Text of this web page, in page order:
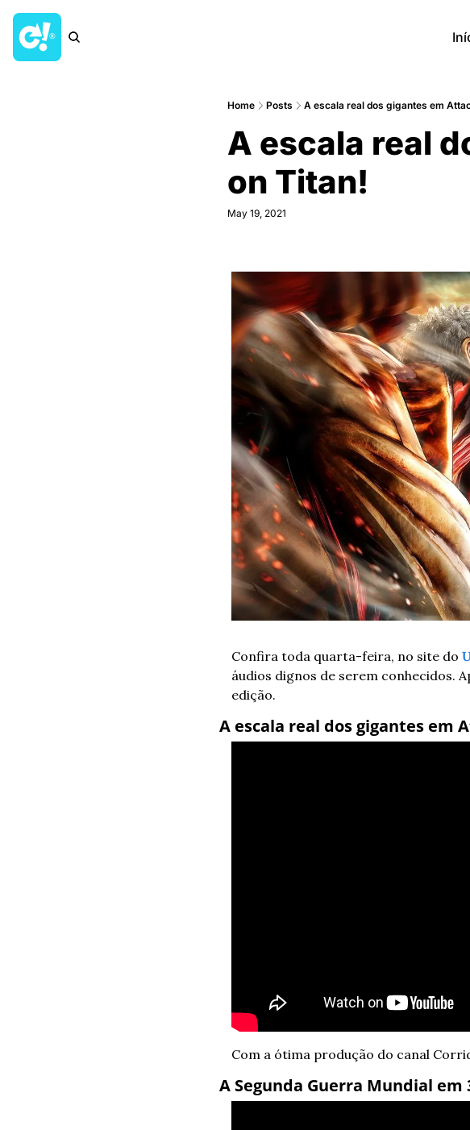
Home Posts A escala real dos gigantes em
A escala real
on Titan!
May 19, 2021
Confira toda quarta-feira, no site do
áudios dignos de serem conhecidos.
edição.
A escala real dos gigantes em
Com a ótima produção do canal
A Segunda Guerra Mundial em